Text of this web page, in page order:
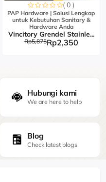
( 0 )
PAP Hardware | Solusi Lengkap
untuk Kebutuhan Sanitary &
Hardware Anda
Vincitory Grendel Stainle...
Rp5,875Rp2,350
Hubungi kami
We are here to help
Blog
Check latest blogs